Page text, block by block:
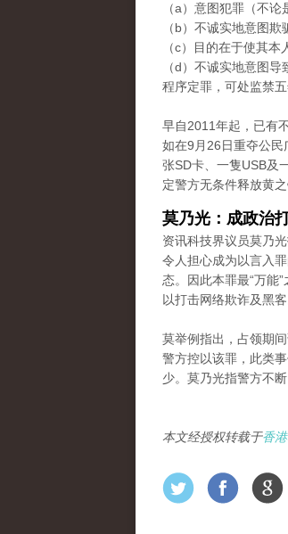
（a）意图犯罪（不
（b）不诚实地意图
（c）目的在于使其
（d）不诚实地意图
程序定罪，可处监禁五
早自2011年起，已有
如在9月26日重夺公
张SD卡、一隻USB及
定警方无条件释放黄之
莫乃光：成政治
资讯科技界议员莫乃
令人担心成为以言入
态。因此本罪最“万能
以打击网络欺诈及黑
莫举例指出，占领期
警方控以该罪，此类
少。莫乃光指警方不
本文经授权转载于香